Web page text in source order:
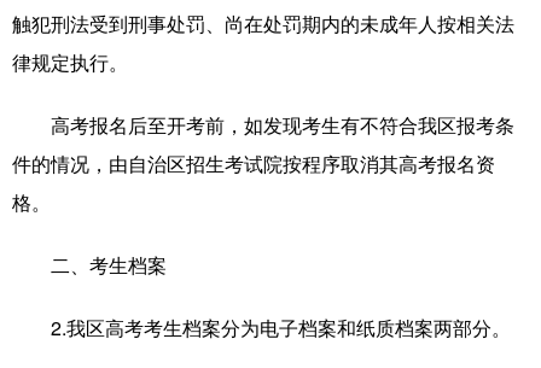
触犯刑法受到刑事处罚、尚在处罚期内的未成年人按相关法
律规定执行。
高考报名后至开考前，如发现考生有不符合我区报考条
件的情况，由自治区招生考试院按程序取消其高考报名资
格。
二、考生档案
2.我区高考考生档案分为电子档案和纸质档案两部分。